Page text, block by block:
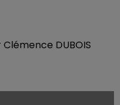
Clémence DUBOIS